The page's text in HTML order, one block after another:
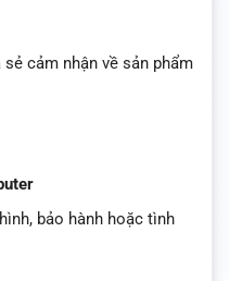
cảm nhận về sản phẩm
bảo hành hoặc tình